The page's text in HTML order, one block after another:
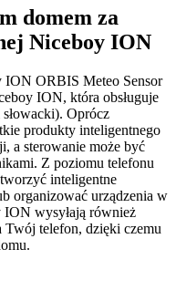
domem za
Niceboy ION
ION ORBIS Meteo Sensor
ION, która obsługuje
Oprócz
produkty inteligentnego
a sterowanie może być
Z poziomu telefonu
inteligentne
organizować urządzenia w
ION wysyłają również
Twój telefon, dzięki czemu